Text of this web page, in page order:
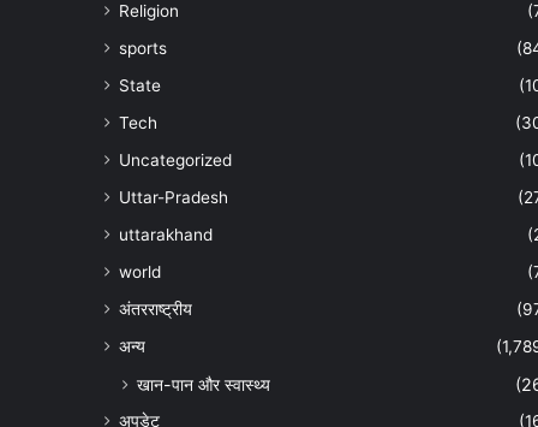
Religion
sports
State
Tech
Uncategorized
Uttar-Pradesh
uttarakhand
world
अंतरराष्ट्रीय
अन्‍य
खान-पान और स्वास्थ्य
अपडेट